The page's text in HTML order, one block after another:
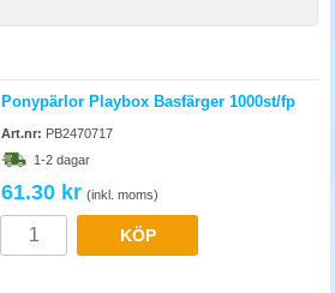
Ponypärlor Playbox Basfärger 1000st/fp
Art.nr: PB2470717
1-2 dagar
61.30 kr (inkl. moms)
KÖP